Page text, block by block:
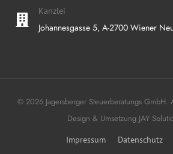
Kanzlei
Johannesgasse 5, A-2700 Wiener
© 2026 Jagersberger Steuerberatungs GmbH.
Design & Umsetzung JAY
Impressum Datenschutz